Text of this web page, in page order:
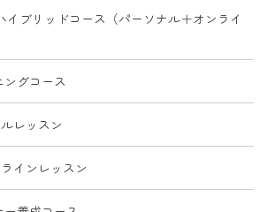
イブリッドコース（パーソナル＋オンライ
グコース
ルレッスン
インレッスン